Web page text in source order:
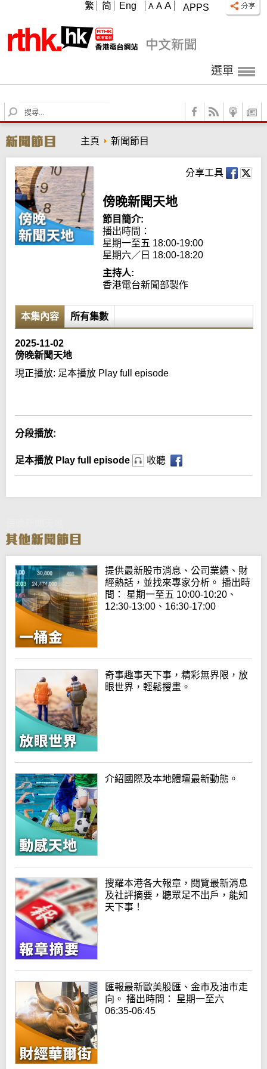
APPS
A A A
繁 简 Eng
選單
S
e
r
c
h
主頁 新聞節目
分享工具
傍晚新聞天地
節目簡介:
播出時間：
星期一至五 18:00-19:00
星期六／日 18:00-18:20
主持人:
香港電台新聞部製作
本集內容 所有集數
2025-11-02
傍晚新聞天地
現正播放: 足本播放 Play full episode
分段播放:
足本播放 Play full episode 收聽
提供最新股市消息、公司業績、財
經熱話，並找來專家分析。 播出時
間： 星期一至五 10:00-10:20、
12:30-13:00、16:30-17:00
奇事趣事天下事，精彩無界限，放
眼世界，輕鬆搜畫。
介紹國際及本地體壇最新動態。
搜羅本港各大報章，閱覽最新消息
及社評摘要，聽眾足不出戶，能知
天下事！
匯報最新歐美股匯、金市及油市走
向。 播出時間： 星期一至六
06:35-06:45